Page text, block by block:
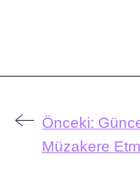
Önceki:
Müzakere